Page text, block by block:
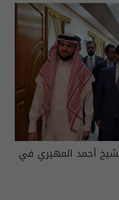
أحمد المهيري في